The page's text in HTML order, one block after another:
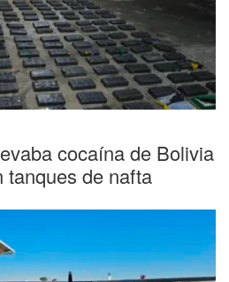
cocaína de Bolivia
tanques de nafta